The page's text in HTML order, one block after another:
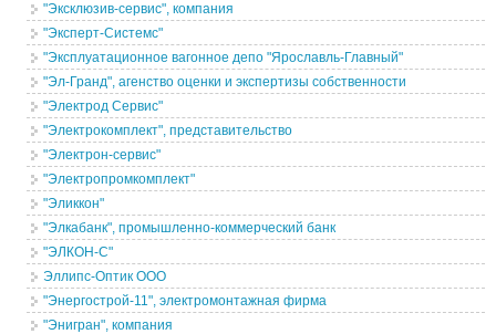
"Эксклюзив-сервис", компания
"Эксперт-Системс"
"Эксплуатационное вагонное депо "Ярославль-Главный"
"Эл-Гранд", агенство оценки и экспертизы собственности
"Электрод Cервис"
"Электрокомплект", представительство
"Электрон-сервис"
"Электропромкомплект"
"Эликкон"
"Элкабанк", промышленно-коммерческий банк
"ЭЛКОН-С"
Эллипс-Оптик ООО
"Энергострой-11", электромонтажная фирма
"Энигран", компания